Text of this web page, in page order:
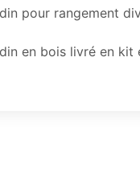
pour rangement
en bois livré en